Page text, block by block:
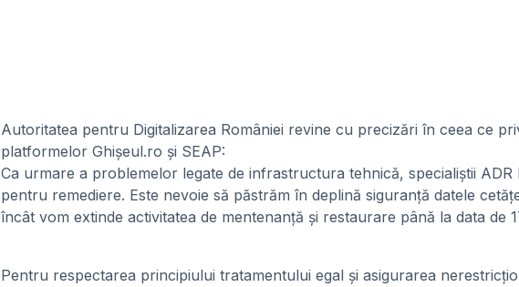
Autoritatea pentru Digitalizarea României revine cu precizări în ceea ce
platformelor Ghișeul.ro și SEAP:
Ca urmare a problemelor legate de infrastructura tehnică, specialiștii
pentru remediere. Este nevoie să păstrăm în deplină siguranță datele
încât vom extinde activitatea de mentenanță și restaurare până la data de
Pentru respectarea principiului tratamentului egal și asigurarea